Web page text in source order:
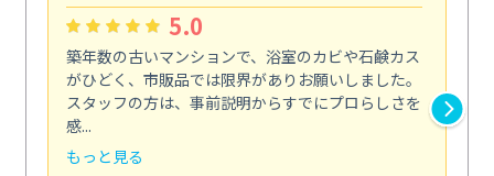
5.0
築年数の古いマンションで、浴室のカビや石鹸カス
がひどく、市販品では限界がありお願いしました。
スタッフの方は、事前説明からすでにプロらしさを
感...
もっと見る